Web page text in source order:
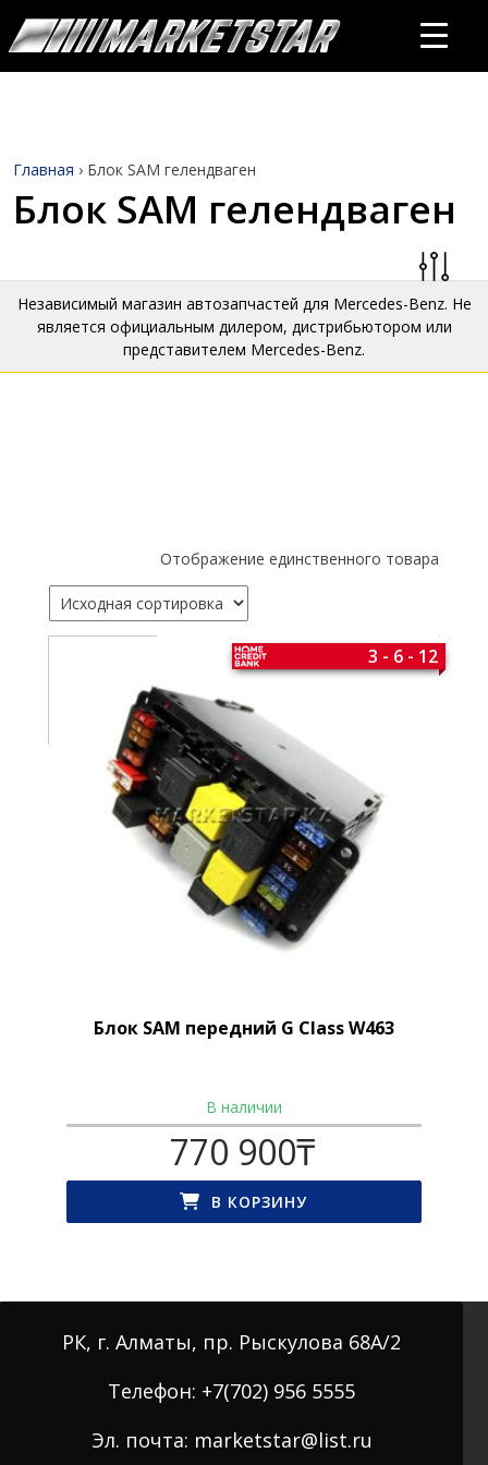
Главная › Блок SAM гелендваген
Блок SAM гелендваген
Независимый магазин автозапчастей для Mercedes-Benz. Не
является официальным дилером, дистрибьютором или
представителем Mercedes-Benz.
Отображение единственного товара
Блок SAM передний G Class W463
3 - 6 - 12
В наличии
770 900₸
В КОРЗИНУ
РК, г. Алматы, пр. Рыскулова 68А/2
Телефон: +7(702) 956 5555
Эл. почта: marketstar@list.ru